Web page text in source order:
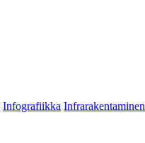
Infografiikka Infrarakentaminen